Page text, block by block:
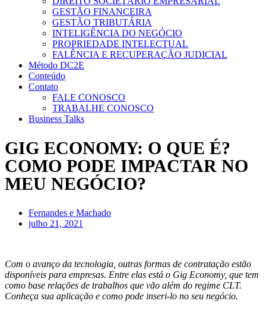
GESTÃO FINANCEIRA
GESTÃO TRIBUTÁRIA
INTELIGÊNCIA DO NEGÓCIO
PROPRIEDADE INTELECTUAL
FALÊNCIA E RECUPERAÇÃO JUDICIAL
Método DC2E
Conteúdo
Contato
FALE CONOSCO
TRABALHE CONOSCO
Business Talks
GIG ECONOMY: O QUE É?
COMO PODE IMPACTAR NO
MEU NEGÓCIO?
Fernandes e Machado
julho 21, 2021
Com o avanço da tecnologia, outras formas de contratação estão
disponíveis para empresas. Entre elas está o Gig Economy, que tem
como base relações de trabalhos que vão além do regime CLT.
Conheça sua aplicação e como pode inseri-lo no seu negócio.